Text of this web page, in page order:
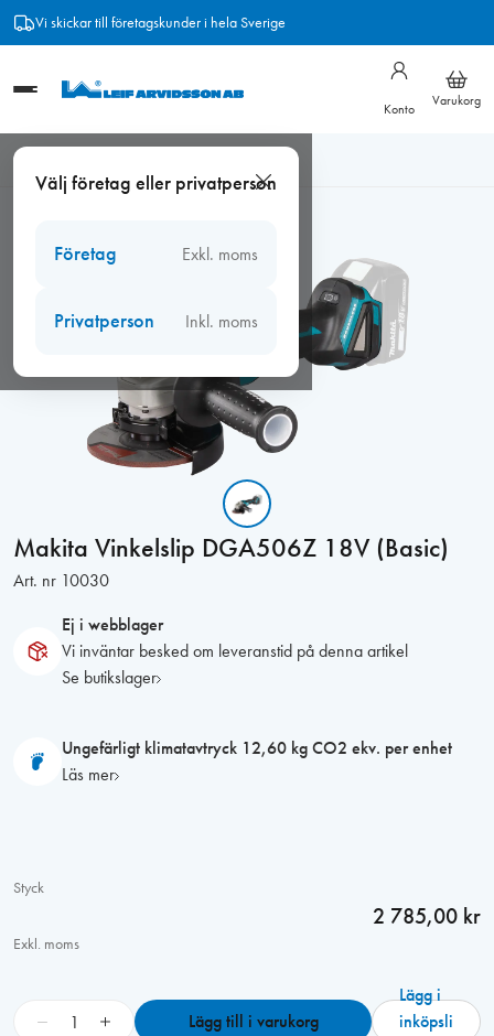
Hoppa
Vi skickar till företagskunder i hela Sverige
Konto
Varukorg
Välj företag eller privatperson
Företag Exkl. moms
Privatperson Inkl. moms
(Basic)
Makita Vinkelslip DGA506Z 18V (Basic)
Art. nr 10030
Ej i webblager
Vi inväntar besked om leveranstid på denna artikel
Se butikslager
Ungefärligt klimatavtryck 12,60 kg CO2 ekv. per enhet
Läs mer
Styck
2 785,00 kr
Exkl. moms
+ Lägg till i varukorg
Lägg i
inköpsli